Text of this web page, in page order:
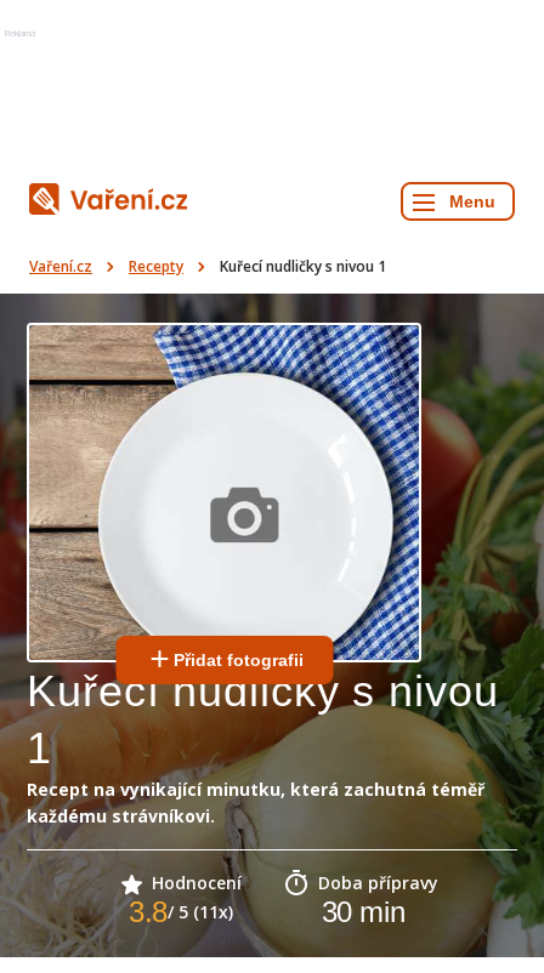
Reklama
Vaření.cz Recepty Kuřecí nudličky s nivou 1
Přidat fotografii
Kuřecí nudličky s nivou
1
Recept na vynikající minutku, která zachutná téměř
každému strávníkovi.
Hodnocení
3.8/ 5 (11x)
Doba přípravy
30min